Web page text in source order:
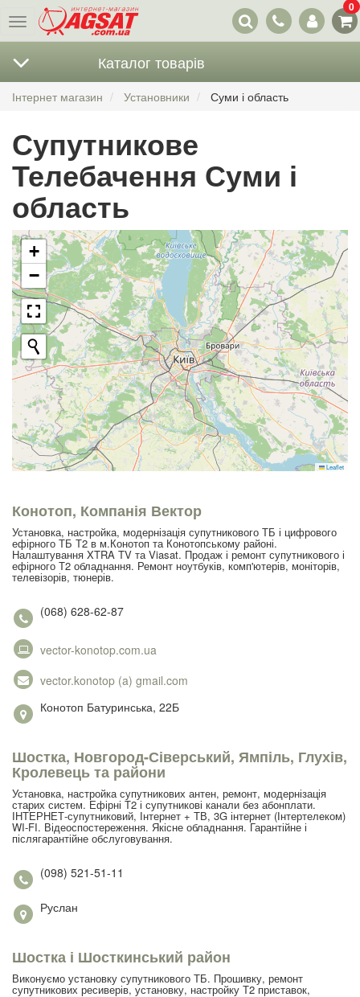
Меню
Наші
контакти
0
Каталог товарів
Інтернет магазин Установники Суми і область
Супутникове
Телебачення Суми і
область
+
−
Leaflet
Конотоп, Компанія Вектор
Установка, настройка, модернізація супутникового ТБ і цифрового
ефірного ТБ Т2 в м.Конотоп та Конотопському районі.
Налаштування XTRA TV та Viasat. Продаж і ремонт супутникового і
ефірного Т2 обладнання. Ремонт ноутбуків, комп'ютерів, моніторів,
телевізорів, тюнерів.
(068) 628-62-87
vector-konotop.com.ua
vector.konotop (a) gmail.com
Конотоп Батуринська, 22Б
Шостка, Новгород-Сіверський, Ямпіль, Глухів,
Кролевець та райони
Установка, настройка супутникових антен, ремонт, модернізація
старих систем. Ефірні Т2 і супутникові канали без абонплати.
ІНТЕРНЕТ-супутниковий, Інтернет + ТВ, 3G інтернет (Інтертелеком)
WI-FI. Відеоспостереження. Якісне обладнання. Гарантійне і
післягарантійне обслуговування.
(098) 521-51-11
Руслан
Шостка і Шосткинський район
Виконуємо установку супутникового ТБ. Прошивку, ремонт
супутникових ресиверів, установку, настройку Т2 приставок,